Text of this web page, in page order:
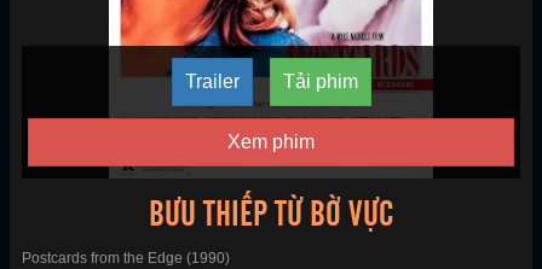
Trailer Tải phim
Xem phim
BƯU THIẾP TỪ BỜ VỰC
Postcards from the Edge (1990)